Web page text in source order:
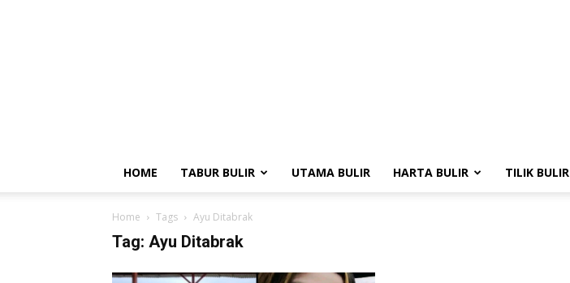
HOME TABUR BULIR UTAMA BULIR HARTA BULIR TILIK BULIR
Home Tags Ayu Ditabrak
Tag: Ayu Ditabrak